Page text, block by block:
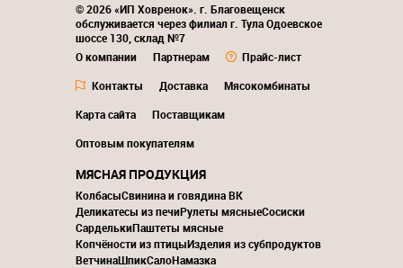
© 2026 «ИП Ховренок». г. Благовещенск
обслуживается через филиал г. Тула Одоевское
шоссе 130, склад №7
О компании
Партнерам
Прайс-лист
Контакты
Доставка
Мясокомбинаты
Карта сайта
Поставщикам
Оптовым покупателям
МЯСНАЯ ПРОДУКЦИЯ
КолбасыСвинина и говядина ВК
Деликатесы из печиРулеты мясныеСосиски
СарделькиПаштеты мясные
Копчёности из птицыИзделия из субпродуктов
ВетчинаШпикСалоНамазка